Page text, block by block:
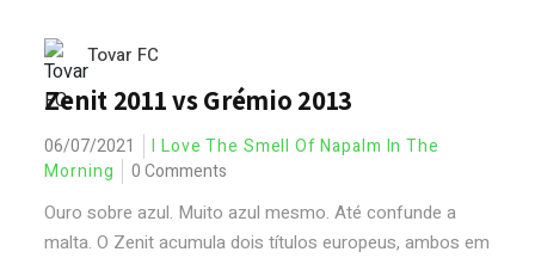
Tovar FC
Zenit 2011 vs Grémio 2013
06/07/2021
I Love The Smell Of Napalm In The
Morning
0 Comments
Ouro sobre azul. Muito azul mesmo. Até confunde a
malta. O Zenit acumula dois títulos europeus, ambos em